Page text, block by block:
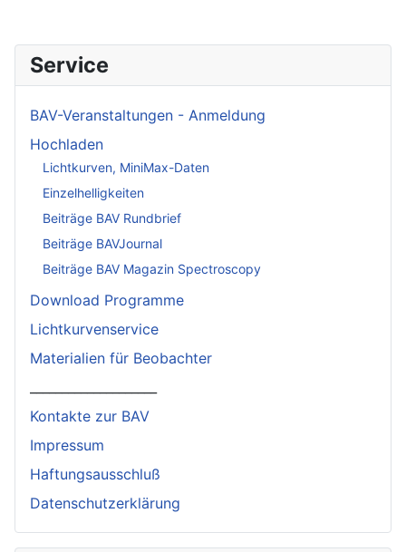
Service
BAV-Veranstaltungen - Anmeldung
Hochladen
Lichtkurven, MiniMax-Daten
Einzelhelligkeiten
Beiträge BAV Rundbrief
Beiträge BAVJournal
Beiträge BAV Magazin Spectroscopy
Download Programme
Lichtkurvenservice
Materialien für Beobachter
Kontakte zur BAV
Impressum
Haftungsausschluß
Datenschutzerklärung